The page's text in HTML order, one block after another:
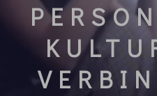
PER SO
K ULT U
V ER B I N